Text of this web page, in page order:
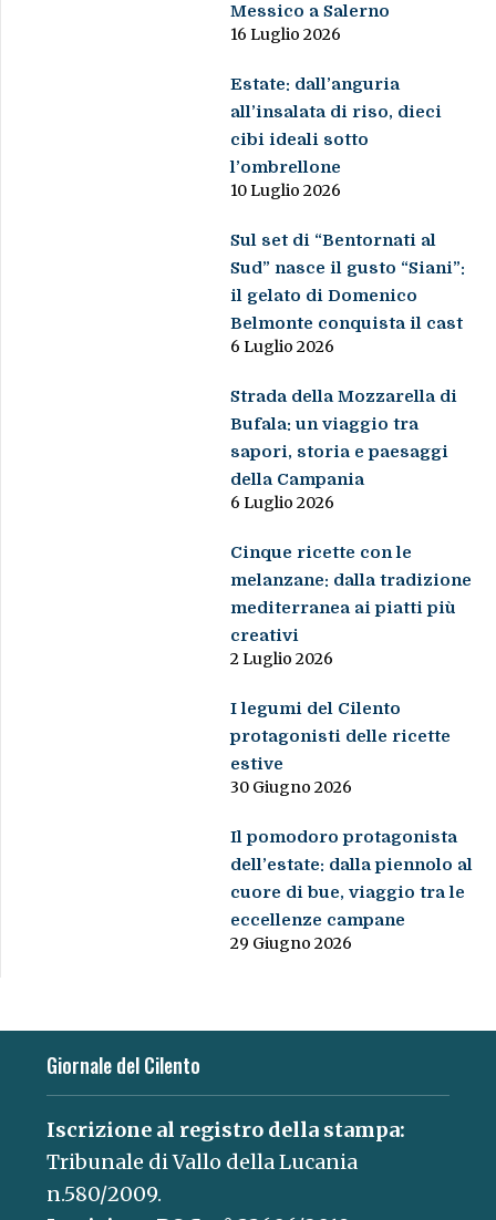
Messico a Salerno
16 Luglio 2026
Estate: dall’anguria
all’insalata di riso, dieci
cibi ideali sotto
l’ombrellone
10 Luglio 2026
Sul set di “Bentornati al
Sud” nasce il gusto “Siani”:
il gelato di Domenico
Belmonte conquista il cast
6 Luglio 2026
Strada della Mozzarella di
Bufala: un viaggio tra
sapori, storia e paesaggi
della Campania
6 Luglio 2026
Cinque ricette con le
melanzane: dalla tradizione
mediterranea ai piatti più
creativi
2 Luglio 2026
I legumi del Cilento
protagonisti delle ricette
estive
30 Giugno 2026
Il pomodoro protagonista
dell’estate: dalla piennolo al
cuore di bue, viaggio tra le
eccellenze campane
29 Giugno 2026
Giornale del Cilento
Iscrizione al registro della stampa:
Tribunale di Vallo della Lucania
n.580/2009.